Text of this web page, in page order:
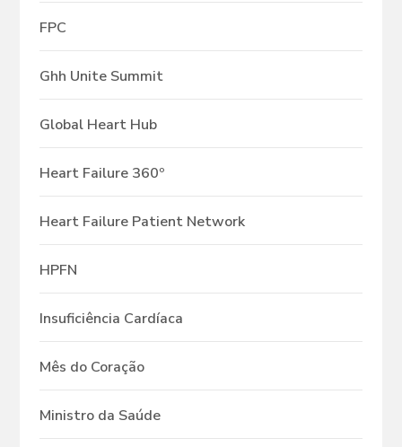
FPC
Ghh Unite Summit
Global Heart Hub
Heart Failure 360º
Heart Failure Patient Network
HPFN
Insuficiência Cardíaca
Mês do Coração
Ministro da Saúde